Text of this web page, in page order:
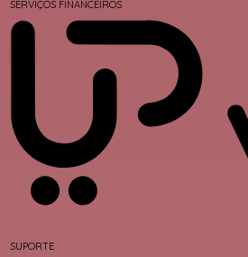
SERVIÇOS FINANCEIROS
SUPORTE